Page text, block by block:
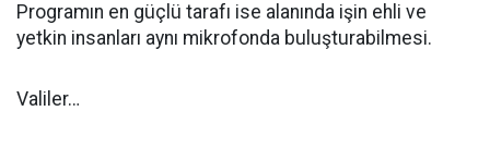
Programın en güçlü tarafı ise alanında işin ehli ve
yetkin insanları aynı mikrofonda buluşturabilmesi.
Valiler…